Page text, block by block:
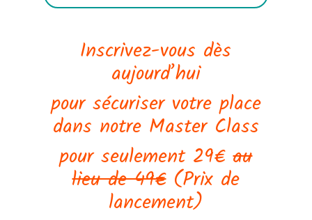
Inscrivez-vous dès
aujourd’hui
pour sécuriser votre place
dans notre Master Class
pour seulement 29€au
lieu de 49€(Prix de
lancement)